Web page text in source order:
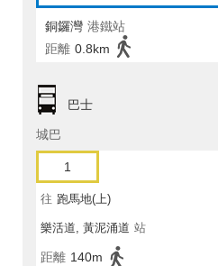
銅鑼灣 港鐵站
距離 0.8km
巴士
城巴
1
往 跑馬地(上)
樂活道, 黃泥涌道 站
距離 140m